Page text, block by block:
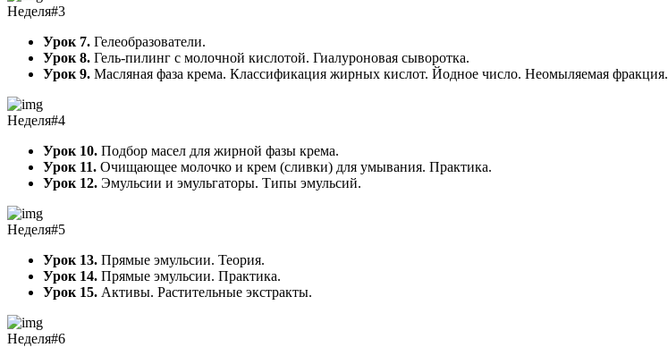
Неделя#3
Урок 7. Гелеобразователи.
Урок 8. Гель-пилинг с молочной кислотой. Гиалуроновая сыворотка.
Урок 9. Масляная фаза крема. Классификация жирных кислот. Йодное число. Неомыляемая фракция.
Неделя#4
Урок 10. Подбор масел для жирной фазы крема.
Урок 11. Очищающее молочко и крем (сливки) для умывания. Практика.
Урок 12. Эмульсии и эмульгаторы. Типы эмульсий.
Неделя#5
Урок 13. Прямые эмульсии. Теория.
Урок 14. Прямые эмульсии. Практика.
Урок 15. Активы. Растительные экстракты.
Неделя#6